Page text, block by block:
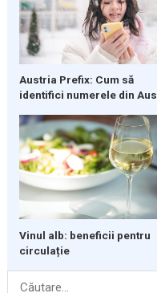
Austria Prefix: Cum să
identifici numerele din
Vinul alb: beneficii pentru
circulație
Caută